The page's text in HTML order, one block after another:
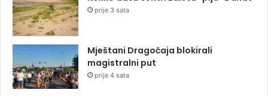
prije 3 sata
Mještani Dragočaja blokirali
magistralni put
prije 4 sata